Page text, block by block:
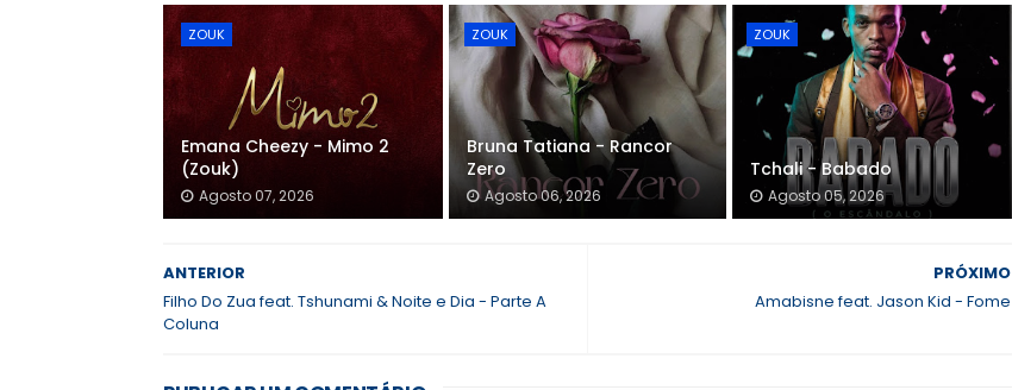
ZOUK
Emana Cheezy - Mimo 2
(Zouk)
Agosto 07, 2026
ZOUK
Bruna Tatiana - Rancor
Zero
Agosto 06, 2026
ZOUK
Tchali - Babado
Agosto 05, 2026
PRÓXIMO
Amabisne feat. Jason Kid - Fome
ANTERIOR
Filho Do Zua feat. Tshunami & Noite e Dia - Parte A
Coluna